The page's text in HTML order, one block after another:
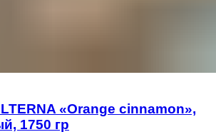
«Orange cinnamon»,
1750 гр